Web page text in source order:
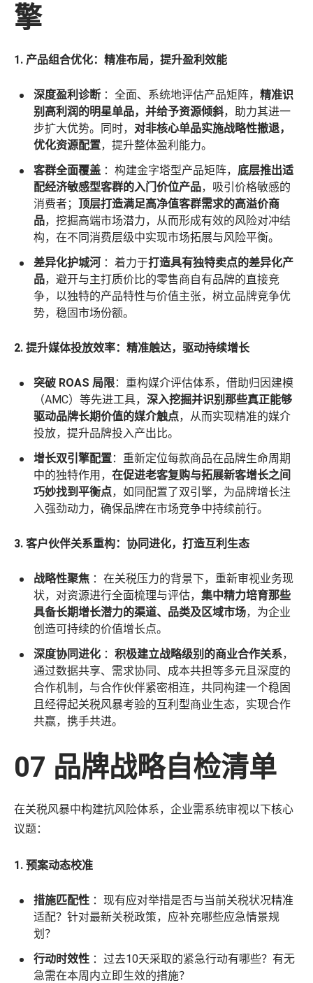
擎
1. 产品组合优化：精准布局，提升盈利效能
深度盈利诊断 ：全面、系统地评估产品矩阵， 精准识
别高利润的明星单品，并给予资源倾斜，助力其进一
步扩大优势。同时， 对非核心单品实施战略性撤退，
优化资源配置，提升整体盈利能力。
客群全面覆盖 ：构建金字塔型产品矩阵， 底层推出适
配经济敏感型客群的入门价位产品，吸引价格敏感的
消费者； 顶层打造满足高净值客群需求的高溢价商
品，挖掘高端市场潜力，从而形成有效的风险对冲结
构，在不同消费层级中实现市场拓展与风险平衡。
差异化护城河 ：着力于打造具有独特卖点的差异化产
品，避开与主打质价比的零售商自有品牌的直接竞
争，以独特的产品特性与价值主张，树立品牌竞争优
势，稳固市场份额。
2. 提升媒体投放效率：精准触达，驱动持续增长
突破 ROAS 局限：重构媒介评估体系，借助归因建模
（AMC）等先进工具， 深入挖掘并识别那些真正能够
驱动品牌长期价值的媒介触点，从而实现精准的媒介
投放，提升品牌投入产出比。
增长双引擎配置：重新定位每款商品在品牌生命周期
中的独特作用， 在促进老客复购与拓展新客增长之间
巧妙找到平衡点，如同配置了双引擎，为品牌增长注
入强劲动力，确保品牌在市场竞争中持续前行。
3. 客户伙伴关系重构：协同进化，打造互利生态
战略性聚焦 ：在关税压力的背景下，重新审视业务现
状，对资源进行全面梳理与评估， 集中精力培育那些
具备长期增长潜力的渠道、品类及区域市场，为企业
创造可持续的价值增长点。
深度协同进化 ： 积极建立战略级别的商业合作关系，
通过数据共享、需求协同、成本共担等多元且深度的
合作机制，与合作伙伴紧密相连，共同构建一个稳固
且经得起关税风暴考验的互利型商业生态，实现合作
共赢，携手共进。
07 品牌战略自检清单
在关税风暴中构建抗风险体系，企业需系统审视以下核心
议题：
1. 预案动态校准
措施匹配性 ：现有应对举措是否与当前关税状况精准
适配？针对最新关税政策，应补充哪些应急情景规
划？
行动时效性 ：过去10天采取的紧急行动有哪些？有无
急需在本周内立即生效的措施？